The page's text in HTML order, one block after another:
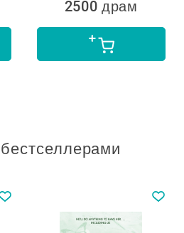
2500 драм